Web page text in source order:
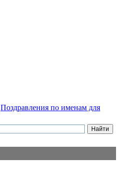
Поздравления по именам для